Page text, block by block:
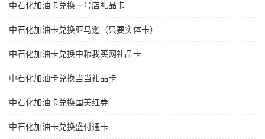
中石化加油卡兑换一号店礼品卡
中石化加油卡兑换亚马逊（只要实体卡）
中石化加油卡兑换中粮我买网礼品卡
中石化加油卡兑换当当礼品卡
中石化加油卡兑换国美红券
中石化加油卡兑换盛付通卡